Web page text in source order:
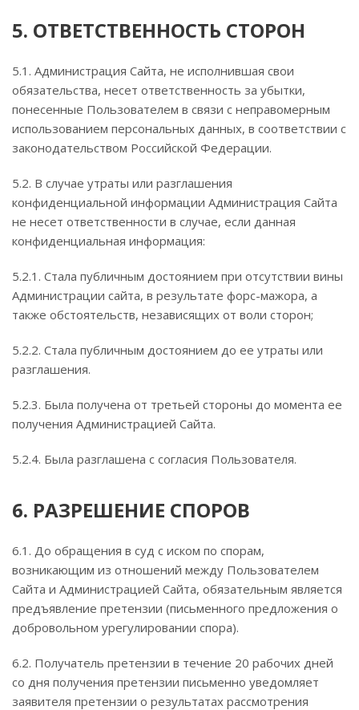
5. ОТВЕТСТВЕННОСТЬ СТОРОН
5.1. Администрация Сайта, не исполнившая свои
обязательства, несет ответственность за убытки,
понесенные Пользователем в связи с неправомерным
использованием персональных данных, в соответствии с
законодательством Российской Федерации.
5.2. В случае утраты или разглашения
конфиденциальной информации Администрация Сайта
не несет ответственности в случае, если данная
конфиденциальная информация:
5.2.1. Стала публичным достоянием при отсутствии вины
Администрации сайта, в результате форс-мажора, а
также обстоятельств, независящих от воли сторон;
5.2.2. Стала публичным достоянием до ее утраты или
разглашения.
5.2.3. Была получена от третьей стороны до момента ее
получения Администрацией Сайта.
5.2.4. Была разглашена с согласия Пользователя.
6. РАЗРЕШЕНИЕ СПОРОВ
6.1. До обращения в суд с иском по спорам,
возникающим из отношений между Пользователем
Сайта и Администрацией Сайта, обязательным является
предъявление претензии (письменного предложения о
добровольном урегулировании спора).
6.2. Получатель претензии в течение 20 рабочих дней
со дня получения претензии письменно уведомляет
заявителя претензии о результатах рассмотрения